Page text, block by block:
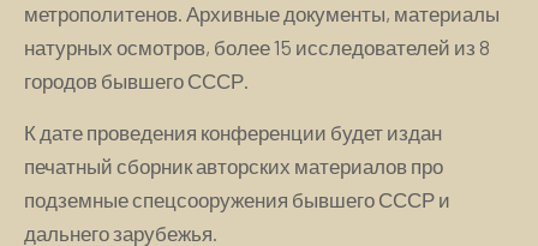
метрополитенов. Архивные документы, материалы
натурных осмотров, более 15 исследователей из 8
городов бывшего СССР.
К дате проведения конференции будет издан
печатный сборник авторских материалов про
подземные спецсооружения бывшего СССР и
дальнего зарубежья.